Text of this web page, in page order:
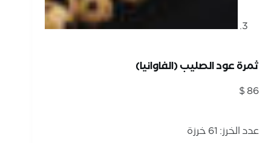
ثمرة عود الصليب (الفاوانيا)
$86
عدد الخرز: 61 خرزة